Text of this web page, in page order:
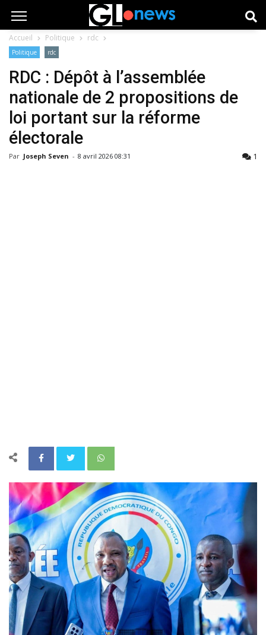
Accueil Politique rdc
Politique rdc
RDC : Dépôt à l’assemblée
nationale de 2 propositions de
loi portant sur la réforme
électorale
Par Joseph Seven - 8 avril 2026 08:31 1